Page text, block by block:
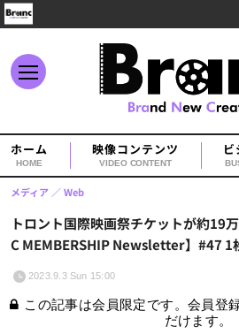
ホーム
HOME
映像コンテンツ
VIDEO CONTENT
トロント国際映画祭チケットが約19
C MEMBERSHIP Newsletter】#47 1
メディア Web
2023.9.3 Sun 15:00
この記事は会員限定です。会員登
だけます。